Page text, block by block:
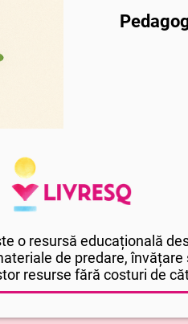
o resursă educațională
de predare,
resurse fără costuri de